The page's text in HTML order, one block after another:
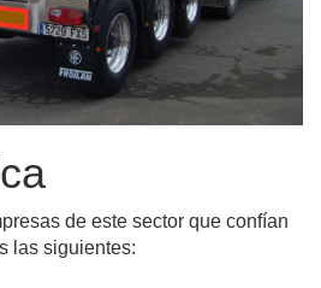
de este sector que confían
las siguientes: